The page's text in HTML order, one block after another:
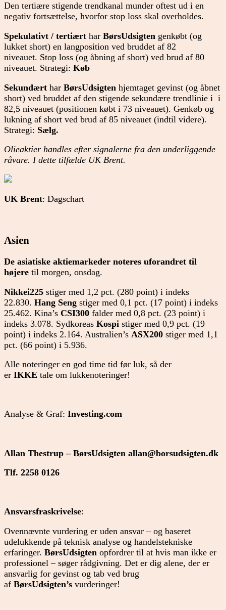
Den tertiære stigende trendkanal munder oftest ud i en
negativ fortsættelse, hvorfor stop loss skal overholdes.
Spekulativt / tertiært har BørsUdsigten genkøbt (og
lukket short) en langposition ved bruddet af 82
niveauet. Stop loss (og åbning af short) ved brud af 80
niveauet. Strategi: Køb
Sekundært har BørsUdsigten hjemtaget gevinst (og åbnet
short) ved bruddet af den stigende sekundære trendlinie i i
82,5 niveauet (positionen købt i 73 niveauet). Genkøb og
lukning af short ved brud af 85 niveauet (indtil videre).
Strategi: Sælg.
Olieaktier handles efter signalerne fra den underliggende
råvare. I dette tilfælde UK Brent.
UK Brent: Dagschart
Asien
De asiatiske aktiemarkeder noteres uforandret til
højere til morgen, onsdag.
Nikkei225 stiger med 1,2 pct. (280 point) i indeks
22.830. Hang Seng stiger med 0,1 pct. (17 point) i indeks
25.462. Kina’s CSI300 falder med 0,8 pct. (23 point) i
indeks 3.078. Sydkoreas Kospi stiger med 0,9 pct. (19
point) i indeks 2.164. Australien’s ASX200 stiger med 1,1
pct. (66 point) i 5.936.
Alle noteringer en god time tid før luk, så der
er IKKE tale om lukkenoteringer!
Analyse & Graf: Investing.com
Allan Thestrup – BørsUdsigten allan@borsudsigten.dk
Tlf. 2258 0126
Ansvarsfraskrivelse:
Ovennævnte vurdering er uden ansvar – og baseret
udelukkende på teknisk analyse og handelstekniske
erfaringer. BørsUdsigten opfordrer til at hvis man ikke er
professionel – søger rådgivning. Det er dig alene, der er
ansvarlig for gevinst og tab ved brug
af BørsUdsigten’s vurderinger!